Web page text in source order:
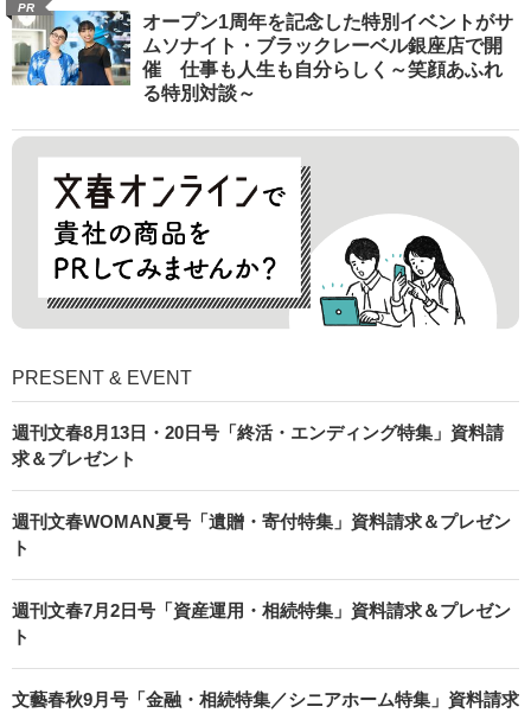
PR
オープン1周年を記念した特別イベントがサ
ムソナイト・ブラックレーベル銀座店で開
催 仕事も人生も自分らしく～笑顔あふれ
る特別対談～
PRESENT & EVENT
週刊文春8月13日・20日号「終活・エンディング特集」資料請
求＆プレゼント
週刊文春WOMAN夏号「遺贈・寄付特集」資料請求＆プレゼン
ト
週刊文春7月2日号「資産運用・相続特集」資料請求＆プレゼン
ト
文藝春秋9月号「金融・相続特集／シニアホーム特集」資料請求